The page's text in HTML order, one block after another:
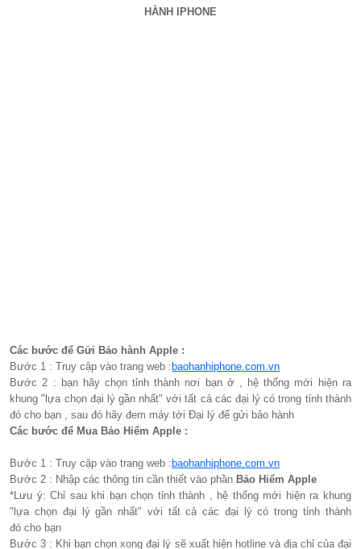
HÀNH IPHONE
Các bước để Gửi Bảo hành Apple :
Bước 1 : Truy cập vào trang web : baohanhiphone.com.vn
Bước 2 : bạn hãy chọn tỉnh thành nơi bạn ở , hệ thống mới hiện ra
khung "lựa chọn đại lý gần nhất" với tất cả các đại lý có trong tỉnh thành
đó cho bạn , sau đó hãy đem máy tới Đại lý để gửi bảo hành
Các bước để Mua Bảo Hiểm Apple :
Bước 1 : Truy cập vào trang web : baohanhiphone.com.vn
Bước 2 : Nhập các thông tin cần thiết vào phần Bảo Hiểm Apple
*Lưu ý: Chỉ sau khi bạn chọn tỉnh thành , hệ thống mới hiện ra khung
"lựa chọn đại lý gần nhất" với tất cả các đại lý có trong tỉnh thành
đó cho bạn
Bước 3 : Khi bạn chọn xong đại lý sẽ xuất hiện hotline và địa chỉ của đại